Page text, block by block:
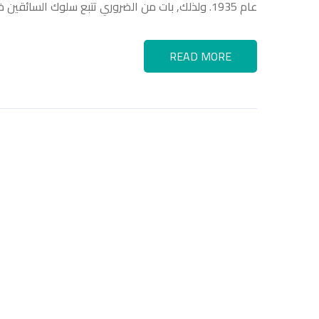
عام 1935. ولذلك, بات من الضروري تتبع سلوك السائقين خاصة في …
READ MORE